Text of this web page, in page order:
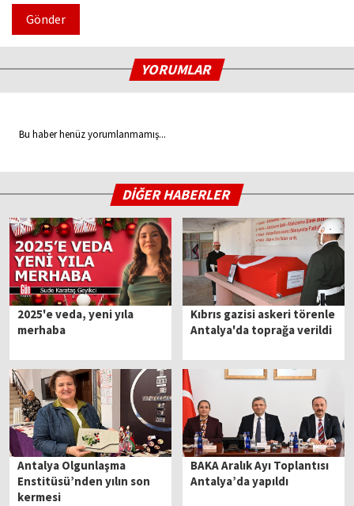
Gönder
YORUMLAR
Bu haber henüz yorumlanmamış...
DİĞER HABERLER
2025'e veda, yeni yıla
merhaba
Kıbrıs gazisi askeri törenle
Antalya'da toprağa verildi
Antalya Olgunlaşma
Enstitüsü’nden yılın son
kermesi
BAKA Aralık Ayı Toplantısı
Antalya’da yapıldı